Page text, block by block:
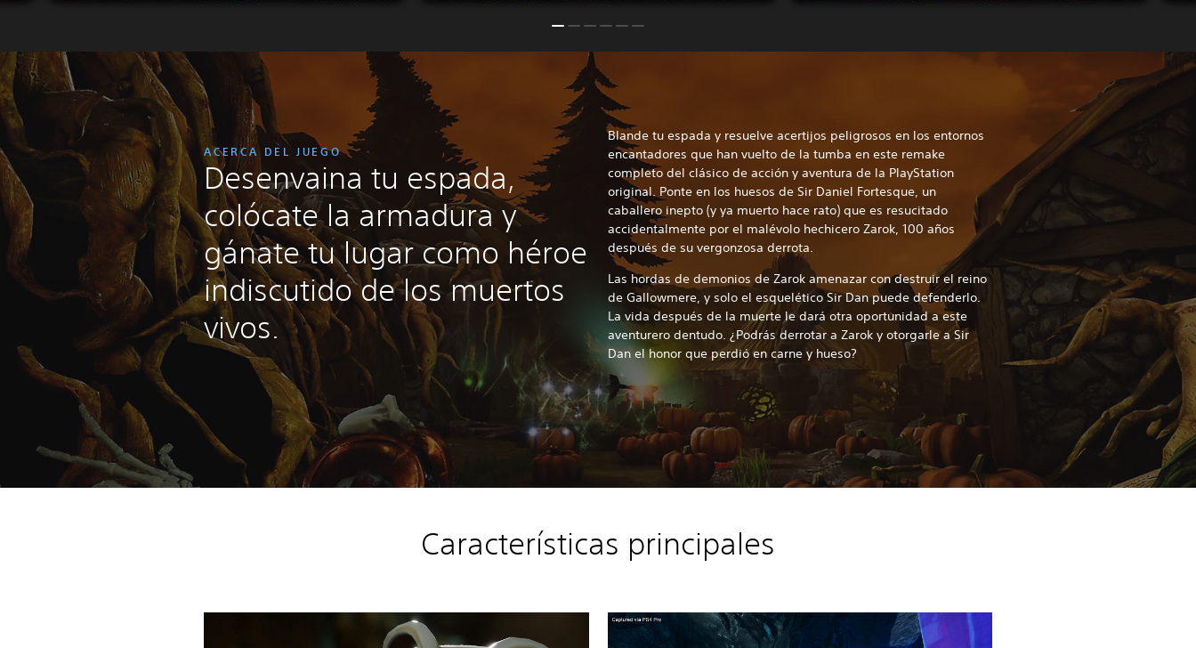
ACERCA DEL JUEGO
Desenvaina tu espada,
colócate la armadura y
gánate tu lugar como héroe
indiscutido de los muertos
vivos.
Blande tu espada y resuelve acertijos peligrosos en los entornos
encantadores que han vuelto de la tumba en este remake
completo del clásico de acción y aventura de la PlayStation
original. Ponte en los huesos de Sir Daniel Fortesque, un
caballero inepto (y ya muerto hace rato) que es resucitado
accidentalmente por el malévolo hechicero Zarok, 100 años
después de su vergonzosa derrota.
Las hordas de demonios de Zarok amenazar con destruir el reino
de Gallowmere, y solo el esquelético Sir Dan puede defenderlo.
La vida después de la muerte le dará otra oportunidad a este
aventurero dentudo. ¿Podrás derrotar a Zarok y otorgarle a Sir
Dan el honor que perdió en carne y hueso?
Características principales